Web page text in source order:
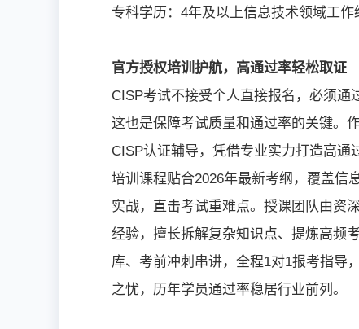
专科学历：4年及以上信息技术领域工作
官方授权培训护航，高通过率轻松取证
CISP考试不接受个人直接报名，必须通
这也是保障考试质量和通过率的关键。
CISP认证辅导，凭借专业实力打造高通
培训课程贴合2026年最新考纲，覆盖信
实战，直击考试重难点。授课团队由资
经验，擅长拆解复杂知识点、提炼高频
库、考前冲刺串讲，全程1对1报考指导
之忧，历年学员通过率稳居行业前列。